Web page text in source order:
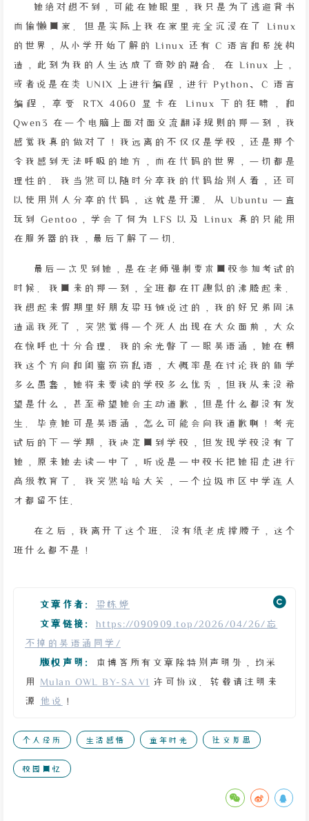
她绝对想不到，可能在她眼里，我只是为了逃避背书
而偷懒回家。但是实际上我在家里完全沉浸在了 Linux
的世界，从小学开始了解的 Linux 还有 C 语言和系统构
造，此刻为我的人生达成了奇妙的融合。在 Linux 上，
或者说是在类 UNIX 上进行编程，进行 Python、C 语言
编程，享受 RTX 4060 显卡在 Linux 下的狂啸，和
Qwen3 在一个电脑上面对面交流翻译规则的那一刻，我
感觉我真的做对了！我远离的不仅仅是学校，还是那个
令我感到无法呼吸的地方，而在代码的世界，一切都是
理性的。我当然可以随时分享我的代码给别人看，还可
以使用别人分享的代码，这就是开源。从 Ubuntu 一直
玩到 Gentoo，学会了何为 LFS 以及 Linux 真的只能用
在服务器的我，最后了解了一切。
最后一次见到她，是在老师强制要求回校参加考试的
时候。我回来的那一刻，全班都在打趣似的沸腾起来。
我想起来假期里好朋友梁珏铖说过的，我的好兄弟周沫
造谣我死了，突然觉得一个死人出现在大众面前，大众
在惊呼也十分合理。我的余光瞥了一眼吴语涵，她在朝
我这个方向和闺蜜窃窃私语，大概率是在讨论我的休学
多么愚蠢，她将来要读的学校多么优秀，但我从来没希
望是什么，甚至希望她会主动道歉，但是什么都没有发
生。毕竟她可是吴语涵，怎么可能会向我道歉啊！考完
试后的下一学期，我决定回到学校，但发现学校没有了
她，原来她去读一中了，听说是一中校长把她招走进行
高级教育了。我突然哈哈大笑，一个垃圾市区中学连人
才都留不住。
在之后，我离开了这个班。没有纸老虎撑腰子，这个
班什么都不是！
文章作者:
梁栋烨
文章链接:
https://090909.top/2026/04/26/忘
不掉的吴语涵同学/
版权声明:
本博客所有文章除特别声明外，均采
用 Mulan OWL BY-SA V1 许可协议。转载请注明来
源 他说 ！
个人经历 生活感悟 童年时光 社交反思
校园回忆